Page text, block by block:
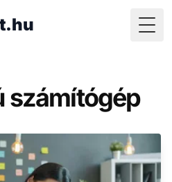
számítógép